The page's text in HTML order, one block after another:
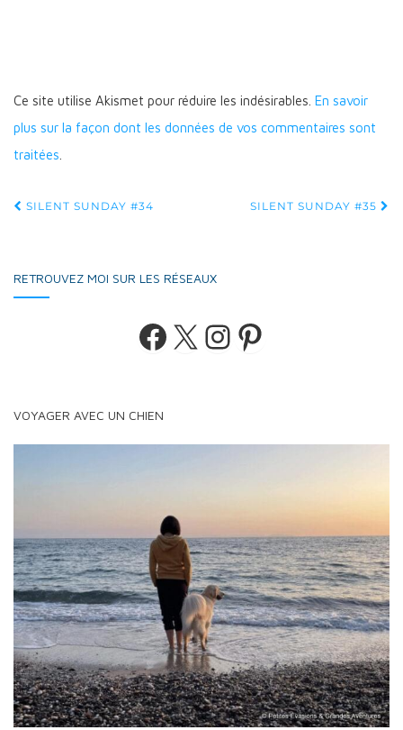
Ce site utilise Akismet pour réduire les indésirables. En savoir
plus sur la façon dont les données de vos commentaires sont
traitées
Navigation
SILENT SUNDAY #34 SILENT SUNDAY #35
RETROUVEZ MOI SUR LES RÉSEAUX
Facebook
X Instagram
Pinterest
VOYAGER AVEC UN CHIEN